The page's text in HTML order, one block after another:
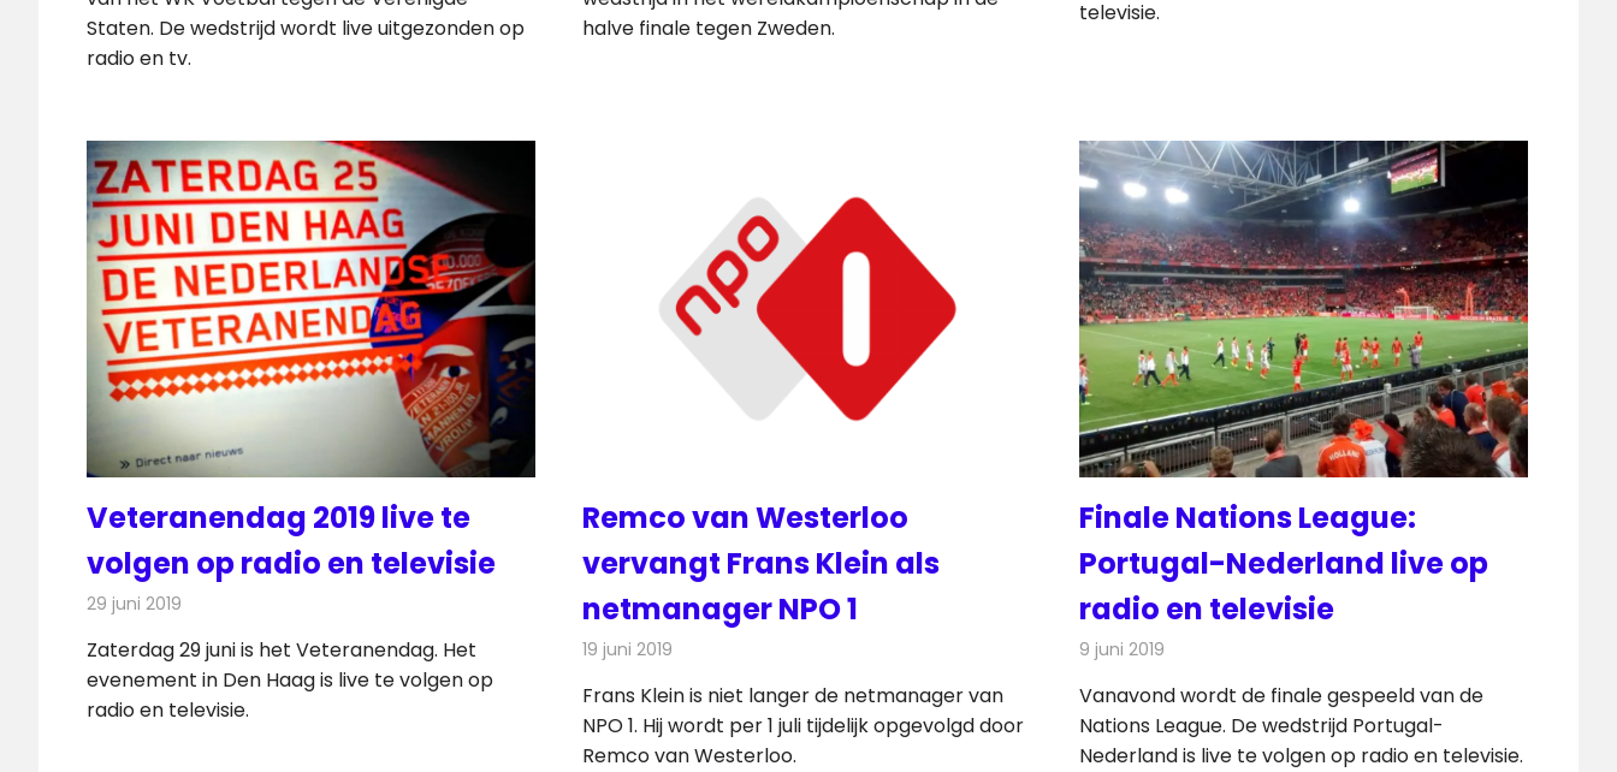
Staten. De wedstrijd wordt live uitgezonden op
radio en tv.
halve finale tegen Zweden.
televisie.
Veteranendag 2019 live te
volgen op radio en televisie
29 juni 2019
Zaterdag 29 juni is het Veteranendag. Het
evenement in Den Haag is live te volgen op
radio en televisie.
Remco van Westerloo
vervangt Frans Klein als
netmanager NPO 1
19 juni 2019
Frans Klein is niet langer de netmanager van
NPO 1. Hij wordt per 1 juli tijdelijk opgevolgd door
Remco van Westerloo.
Finale Nations League:
Portugal-Nederland live op
radio en televisie
9 juni 2019
Vanavond wordt de finale gespeeld van de
Nations League. De wedstrijd Portugal-
Nederland is live te volgen op radio en televisie.